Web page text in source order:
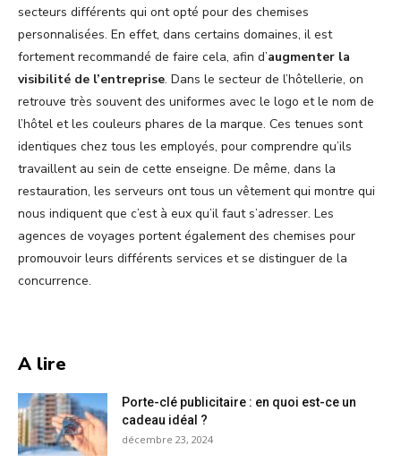
secteurs différents qui ont opté pour des chemises
personnalisées. En effet, dans certains domaines, il est
fortement recommandé de faire cela, afin d’augmenter la
visibilité de l’entreprise. Dans le secteur de l’hôtellerie, on
retrouve très souvent des uniformes avec le logo et le nom de
l’hôtel et les couleurs phares de la marque. Ces tenues sont
identiques chez tous les employés, pour comprendre qu’ils
travaillent au sein de cette enseigne. De même, dans la
restauration, les serveurs ont tous un vêtement qui montre qui
nous indiquent que c’est à eux qu’il faut s’adresser. Les
agences de voyages portent également des chemises pour
promouvoir leurs différents services et se distinguer de la
concurrence.
A lire
Porte-clé publicitaire : en quoi est-ce un
cadeau idéal ?
décembre 23, 2024